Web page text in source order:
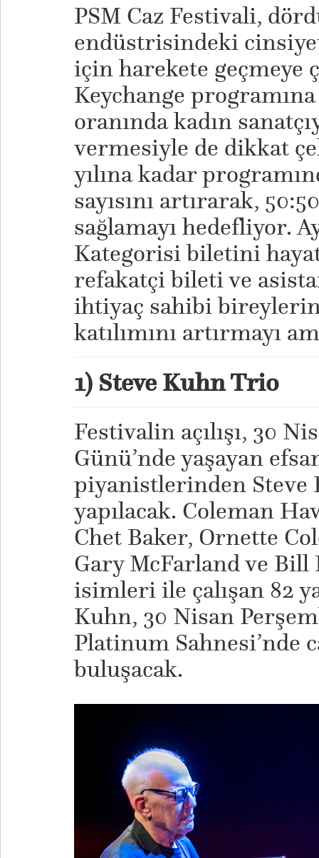
​PSM Caz Festivali,
endüstrisindeki
için harekete geçmeye
Keychange
oranında kadın
vermesiyle de dikkat
yılına kadar
sayısını artırarak,
sağlamayı hedefliyor.
Kategorisi biletini
refakatçi bileti ve
ihtiyaç sahibi
katılımını artırmayı
1) Steve Kuhn Trio
Festivalin açılışı, 30
Günü’nde yaşayan
piyanistlerinden Steve
yapılacak. Coleman
Chet Baker, Ornette
Gary McFarland ve Bill
isimleri ile çalışan 82
Kuhn, 30 Nisan
Platinum Sahnesi’nde
buluşacak.